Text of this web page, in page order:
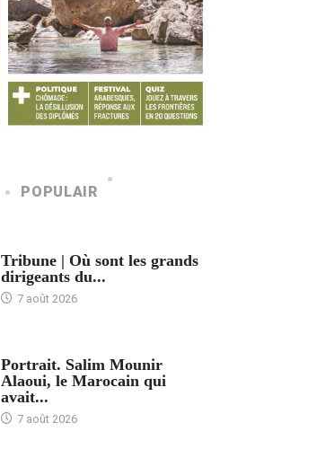
POPULAIR
Tribune | Où sont les grands
dirigeants du...
7 août 2026
Portrait. Salim Mounir
Alaoui, le Marocain qui
avait...
7 août 2026